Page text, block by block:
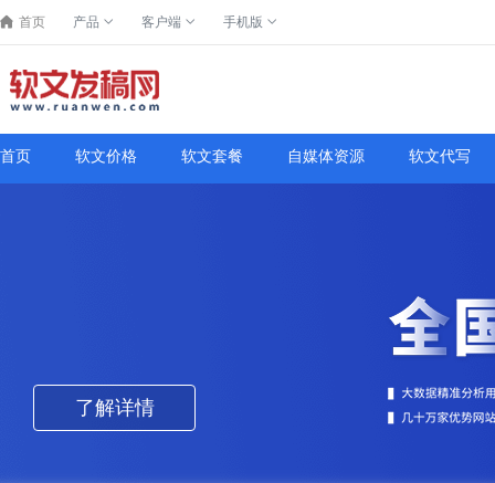
首页 产品 客户端 手机版
首页 软文价格 软文套餐 自媒体资源 软文代写
了解详情